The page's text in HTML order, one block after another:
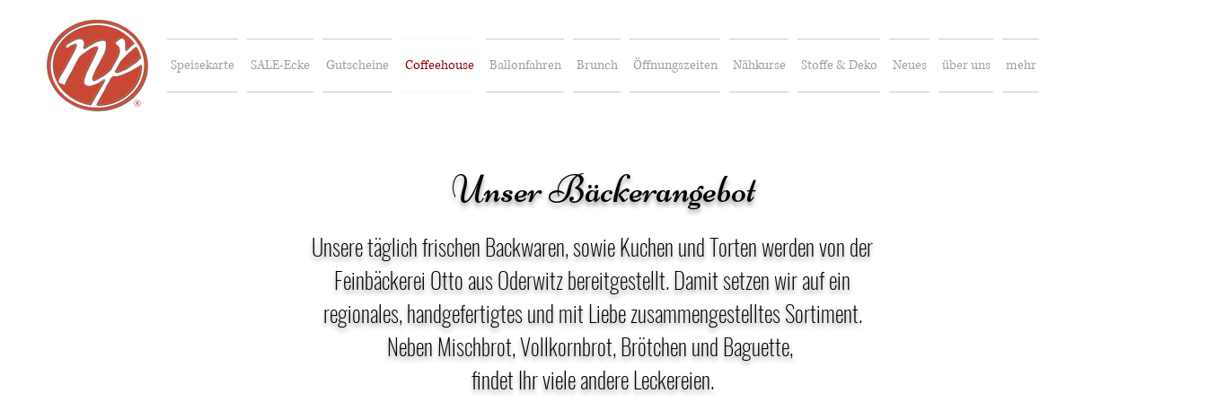
Speisekarte SALE-Ecke Gutscheine Coffeehouse Ballonfahren Brunch Öffnungszeiten Nähkurse Stoffe & Deko Neues über uns mehr
Unser Bäckerangebot
Unsere täglich frischen Backwaren, sowie Kuchen und Torten werden von der
Feinbäckerei Otto aus Oderwitz bereitgestellt. Damit setzen wir auf ein
regionales, handgefertigtes und mit Liebe zusammengestelltes Sortiment.
Neben Mischbrot, Vollkornbrot, Brötchen und Baguette,
findet Ihr viele andere Leckereien.